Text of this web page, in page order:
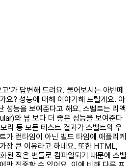
’가 답변해 드려요. 물어보시는 아반떼
요? 성능에 대해 이야기해 드릴게요. 아
성능을 보여준다고 해요. 스벨트는 리액
와 뷰 보다 더 좋은 성능을 보여준다
리 등 모든 테스트 결과가 스벨트의 우
가 런타임이 아닌 빌드 타임에 애플리케
장 큰 이유라고 하네요. 또한 HTML,
된 작은 번들로 컴파일되기 때문에 스벨